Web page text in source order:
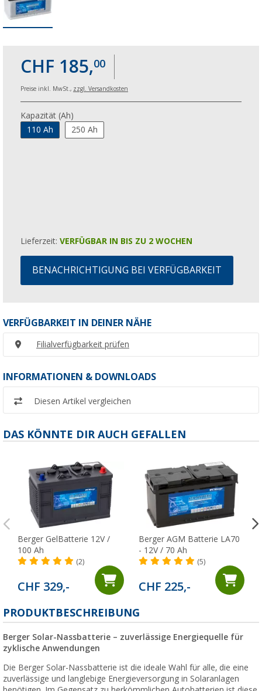
CHF 185,00
Preise inkl. MwSt., zzgl. Versandkosten
Kapazität (Ah)
110 Ah
250 Ah
Lieferzeit: VERFÜGBAR IN BIS ZU 2 WOCHEN
BENACHRICHTIGUNG BEI VERFÜGBARKEIT
VERFÜGBARKEIT IN DEINER NÄHE
Filialverfügbarkeit prüfen
INFORMATIONEN & DOWNLOADS
Diesen Artikel vergleichen
DAS KÖNNTE DIR AUCH GEFALLEN
Berger GelBatterie 12V /
100 Ah
(2)
CHF 329,-
Berger AGM Batterie LA70
- 12V / 70 Ah
(5)
CHF 225,-
PRODUKTBESCHREIBUNG
Berger Solar-Nassbatterie – zuverlässige Energiequelle für
zyklische Anwendungen
Die Berger Solar-Nassbatterie ist die ideale Wahl für alle, die eine
zuverlässige und langlebige Energieversorgung in Solaranlagen